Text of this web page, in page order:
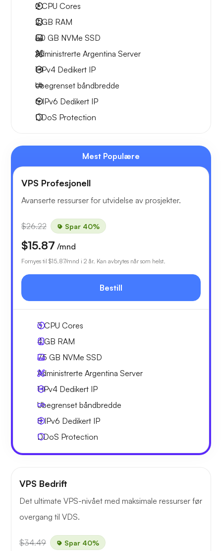
2CPU Cores
2 GB RAM
50 GB NVMe SSD
Administrerte Argentina Server
1 IPv4 Dedikert IP
Ubegrenset båndbredde
6 IPv6 Dedikert IP
DDoS Protection
Mest Populære
VPS Profesjonell
Avanserte ressurser for utvidelse av prosjekter.
$26.22 Spar 40%
$15.87 /mnd
Fornyes til $15.87/mnd i 2 år. Kan avbrytes når som helst.
Bestill
3CPU Cores
4 GB RAM
75 GB NVMe SSD
Administrerte Argentina Server
1 IPv4 Dedikert IP
Ubegrenset båndbredde
8 IPv6 Dedikert IP
DDoS Protection
VPS Bedrift
Det ultimate VPS-nivået med maksimale ressurser før
overgang til VDS.
$34.49 Spar 40%